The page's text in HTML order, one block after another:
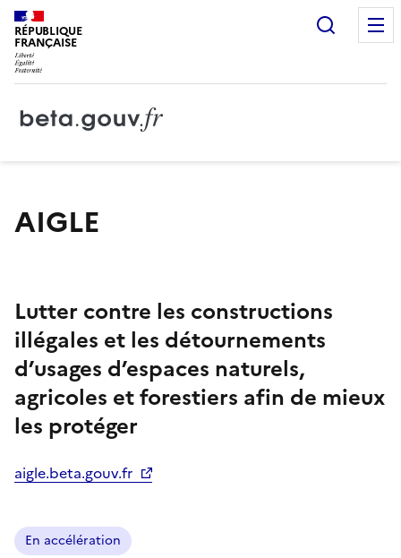
RÉPUBLIQUE
FRANÇAISE
AIGLE
Lutter contre les constructions
illégales et les détournements
d’usages d’espaces naturels,
agricoles et forestiers afin de mieux
les protéger
aigle.beta.gouv.fr
En accélération